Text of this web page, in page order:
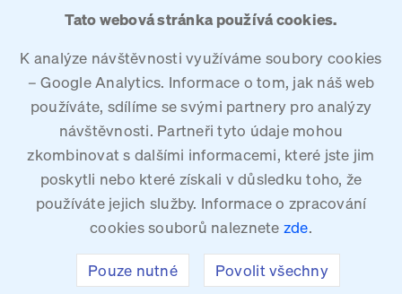
Tato webová stránka používá cookies.
K analýze návštěvnosti využíváme soubory cookies
– Google Analytics. Informace o tom, jak náš web
používáte, sdílíme se svými partnery pro analýzy
návštěvnosti. Partneři tyto údaje mohou
zkombinovat s dalšími informacemi, které jste jim
poskytli nebo které získali v důsledku toho, že
používáte jejich služby. Informace o zpracování
cookies souborů naleznete zde.
Pouze nutné Povolit všechny